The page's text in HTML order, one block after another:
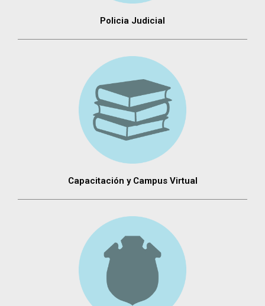
Policia Judicial
Capacitación y Campus Virtual